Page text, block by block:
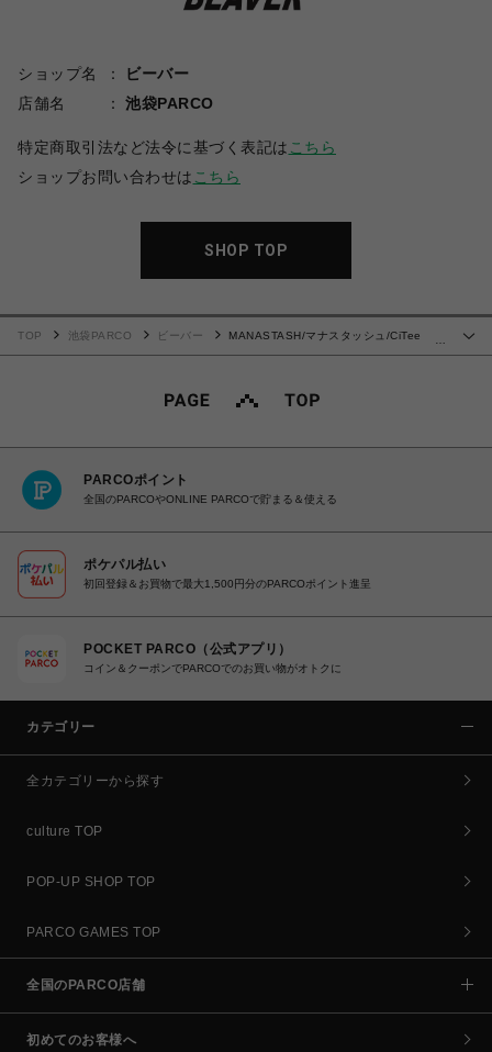
ショップ名
ビーバー
店舗名
池袋PARCO
特定商取引法など法令に基づく表記は こちら
ショップお問い合わせは こちら
SHOP TOP
TOP 池袋PARCO ビーバー
MANASTASH/マナスタッシュ/CiTee
PARCOポイント
全国のPARCOやONLINE PARCOで貯まる＆使える
ポケパル払い
初回登録＆お買物で最大1,500円分のPARCOポイント進呈
POCKET PARCO（公式アプリ）
コイン＆クーポンでPARCOでのお買い物がオトクに
カテゴリー
全カテゴリーから探す
culture TOP
POP-UP SHOP TOP
PARCO GAMES TOP
全国のPARCO店舗
初めてのお客様へ